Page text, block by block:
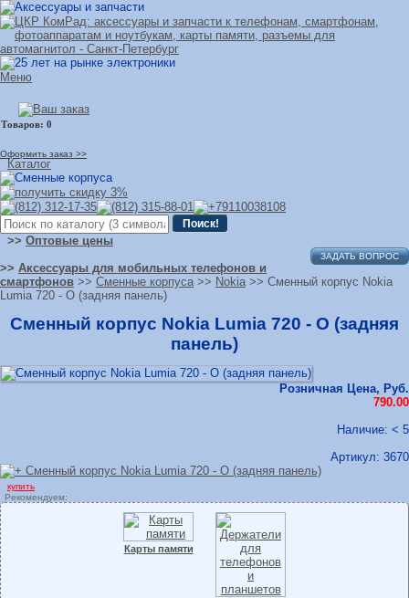
Меню
Оформить заказ >>
Каталог
>> Оптовые цены
ЗАДАТЬ ВОПРОС
>> Аксессуары для мобильных телефонов и
смартфонов >> Сменные корпуса >> Nokia >> Сменный корпус Nokia
Lumia 720 - O (задняя панель)
Сменный корпус Nokia Lumia 720 - O (задняя
панель)
Розничная Цена, Руб.
790.00
Наличие: < 5
Артикул: 3670
купить
Рекомендуем:
Карты памяти